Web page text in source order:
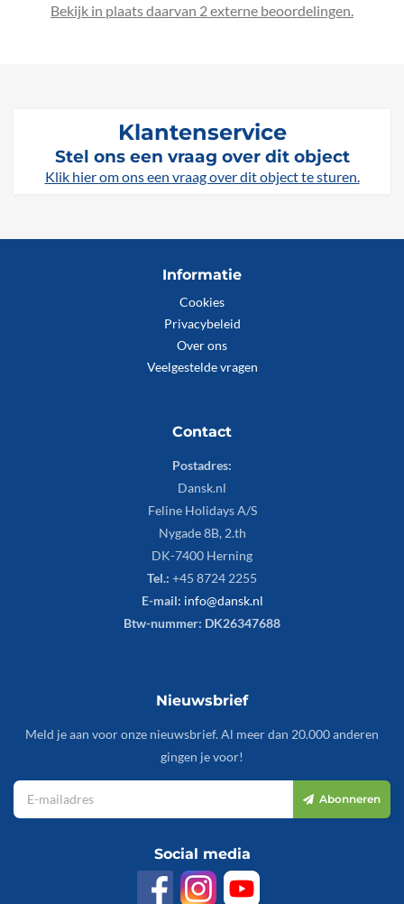
Bekijk in plaats daarvan 2 externe beoordelingen.
Klantenservice
Stel ons een vraag over dit object
Klik hier om ons een vraag over dit object te sturen.
Informatie
Cookies
Privacybeleid
Over ons
Veelgestelde vragen
Contact
Postadres:
Dansk.nl
Feline Holidays A/S
Nygade 8B, 2.th
DK-7400 Herning
Tel.: +45 8724 2255
E-mail: info@dansk.nl
Btw-nummer: DK26347688
Nieuwsbrief
Meld je aan voor onze nieuwsbrief. Al meer dan 20.000 anderen
gingen je voor!
Abonneren
Social media